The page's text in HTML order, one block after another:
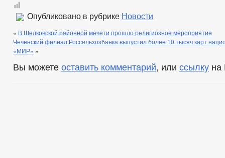
Опубликовано в рубрике Новости
« В Шелковской районной мечети прошло религиозное мероприятие
Чеченский филиал Россельхозбанка выпустил более 10 тысяч карт
«МИР» »
Вы можете оставить комментарий, или ссылку на